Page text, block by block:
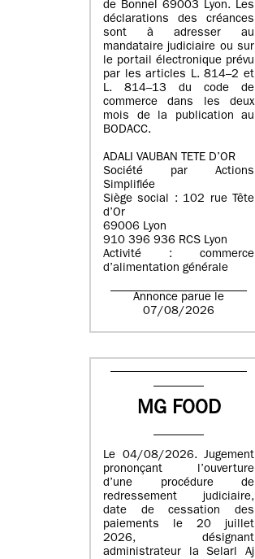
de Bonnel 69003 Lyon. Les
déclarations des créances
sont à adresser au
mandataire judiciaire ou sur
le portail électronique prévu
par les articles L. 814–2 et
L. 814–13 du code de
commerce dans les deux
mois de la publication au
BODACC.
ADALI VAUBAN TETE D’OR
Société par Actions
Simplifiée
Siège social : 102 rue Tête
d’Or
69006 Lyon
910 396 936 RCS Lyon
Activité : commerce
d’alimentation générale
Annonce parue le
07/08/2026
MG FOOD
Le 04/08/2026. Jugement
prononçant l’ouverture
d’une procédure de
redressement judiciaire,
date de cessation des
paiements le 20 juillet
2026, désignant
administrateur la Selarl Aj